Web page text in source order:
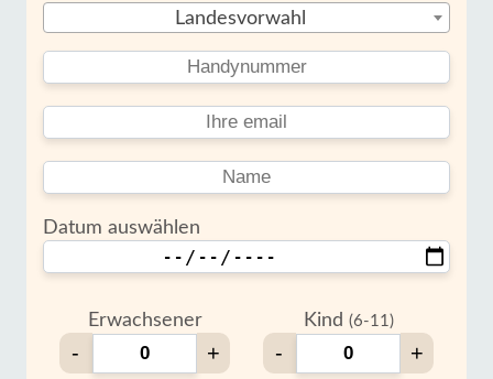
Landesvorwahl
Datum auswählen
Erwachsener
- +
Kind (6-11)
- +